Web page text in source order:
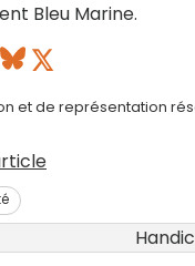
Bleu Marine.
et de représentation